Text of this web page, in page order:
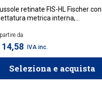
retinate FIS-HL Fischer con
metrica interna,
chimico utilizzato per
di tasselli.
da
14,58 IVA inc.
Seleziona e acquista